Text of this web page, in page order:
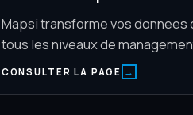
Mapsi transforme vos
tous les niveaux de
CONSULTER LA PAGE